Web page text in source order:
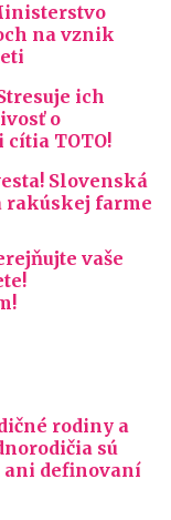
na vznik
ich
o
cítia TOTO!
Slovenská
rakúskej farme
vaše
rodiny a
sú
ani definovaní